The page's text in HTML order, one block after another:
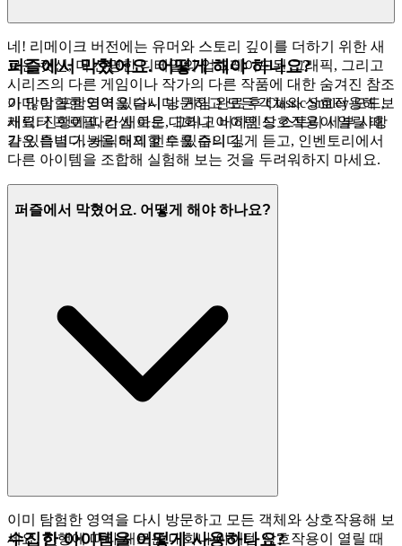
네! 리메이크 버전에는 유머와 스토리 깊이를 더하기 위한 새
로운 컷신, 더 선명한 디테일의 업그레이드된 그래픽, 그리고
시리즈의 다른 게임이나 작가의 다른 작품에 대한 숨겨진 참조
가 많이 포함되어 있습니다. 게임 완료 후 Classic Smiley 모드,
캐릭터 프로필, 컨셉 아트, 그리고 비하인드 스토리 세부 사항
같은 특별 기능을 해제할 수 있습니다.
퍼즐에서 막혔어요. 어떻게 해야 하나요?
이미 탐험한 영역을 다시 방문하고 모든 객체와 상호작용해 보
세요. 진행에 따라 새로운 대화나 아이템 상호작용이 열릴 때
가 있습니다. 캐릭터의 힌트를 주의 깊게 듣고, 인벤토리에서
다른 아이템을 조합해 실험해 보는 것을 두려워하지 마세요.
퍼즐에서 막혔어요. 어떻게 해야 하나요?
이미 탐험한 영역을 다시 방문하고 모든 객체와 상호작용해 보
세요. 진행에 따라 새로운 대화나 아이템 상호작용이 열릴 때
수집한 아이템을 어떻게 사용하나요?